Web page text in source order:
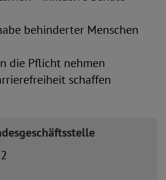
behinderter Menschen
die Pflicht nehmen
schaffen